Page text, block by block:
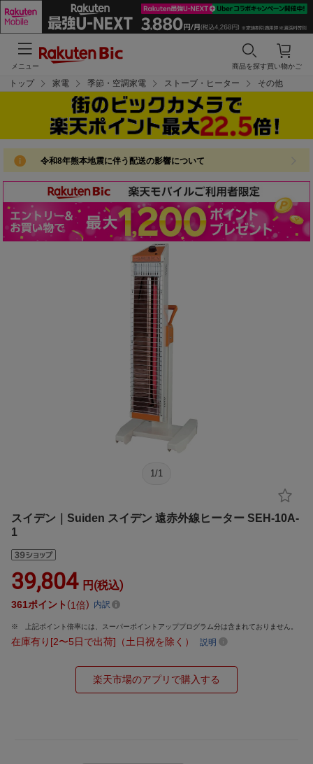
買い物かご
商品を探す
メニュー
トップ 家電 季節・空調家電 ストーブ・ヒーター その他
令和8年熊本地震に伴う配送の影響について
1 /1
スイデン｜Suiden スイデン 遠赤外線ヒーター SEH-10A-
1
39,804 円(税込)
361ポイント 1倍 内訳
上記ポイント倍率には、スーパーポイントアッププログラム分は含まれておりません。
在庫有り[2〜5日で出荷]（土日祝を除く） 説明
楽天市場のアプリで購入する